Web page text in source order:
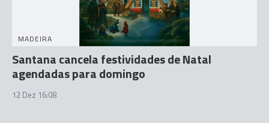
MADEIRA
Santana cancela festividades de Natal
agendadas para domingo
12 Dez 16:08